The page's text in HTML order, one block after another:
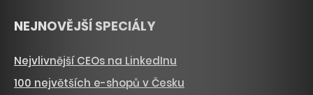
NEJNOVĚJŠÍ SPECIÁLY
Nejvlivnější CEOs na LinkedInu
100 největších e-shopů v Česku